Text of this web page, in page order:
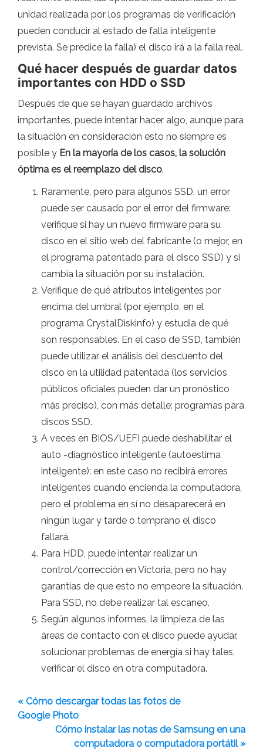
unidad realizada por los programas de verificación
pueden conducir al estado de falla inteligente
prevista. Se predice la falla) el disco irá a la falla real.
Qué hacer después de guardar datos
importantes con HDD o SSD
Después de que se hayan guardado archivos
importantes, puede intentar hacer algo, aunque para
la situación en consideración esto no siempre es
posible y En la mayoría de los casos, la solución
óptima es el reemplazo del disco.
Raramente, pero para algunos SSD, un error
puede ser causado por el error del firmware:
verifique si hay un nuevo firmware para su
disco en el sitio web del fabricante (o mejor, en
el programa patentado para el disco SSD) y si
cambia la situación por su instalación.
Verifique de qué atributos inteligentes por
encima del umbral (por ejemplo, en el
programa CrystalDiskinfo) y estudia de qué
son responsables. En el caso de SSD, también
puede utilizar el análisis del descuento del
disco en la utilidad patentada (los servicios
públicos oficiales pueden dar un pronóstico
más preciso), con más detalle: programas para
discos SSD.
A veces en BIOS/UEFI puede deshabilitar el
auto -diagnóstico inteligente (autoestima
inteligente): en este caso no recibirá errores
inteligentes cuando encienda la computadora,
pero el problema en sí no desaparecerá en
ningún lugar y tarde o temprano el disco
fallará.
Para HDD, puede intentar realizar un
control/corrección en Victoria, pero no hay
garantías de que esto no empeore la situación.
Para SSD, no debe realizar tal escaneo.
Según algunos informes, la limpieza de las
áreas de contacto con el disco puede ayudar,
solucionar problemas de energía si hay tales,
verificar el disco en otra computadora.
« Cómo descargar todas las fotos de
Google Photo
Cómo instalar las notas de Samsung en una
computadora o computadora portátil »